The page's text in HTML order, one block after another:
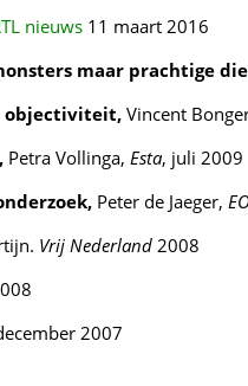
nieuws 11 maart 2016
maar prachtige
objectiviteit, Vincent
Petra Vollinga, Esta, juli 2009
Peter de Jaeger,
Vrij Nederland 2008
2007